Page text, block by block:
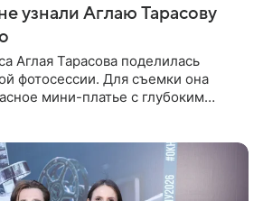
узнали Аглаю Тарасову
Аглая Тарасова поделилась
фотосессии. Для съемки она
мини-платье с глубоким